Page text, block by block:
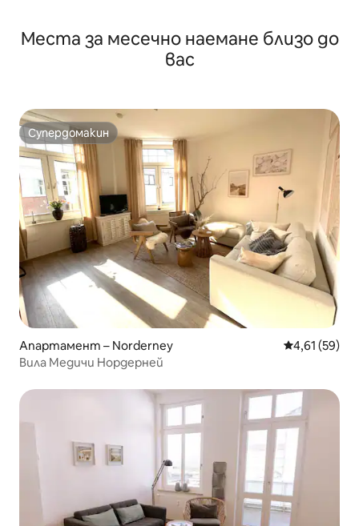
Места за месечно наемане близо до
вас
Супердомакин
Супердомакин
Апартамент – Norderney Средна
4,61 (59)
Вила Медичи Нордерней